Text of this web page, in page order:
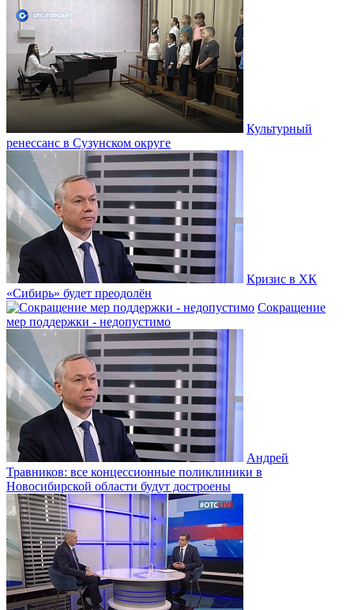
Культурный
ренессанс в Сузунском округе
Кризис в ХК
«Сибирь» будет преодолён
Сокращение
мер поддержки - недопустимо
Андрей
Травников: все концессионные поликлиники в
Новосибирской области будут достроены